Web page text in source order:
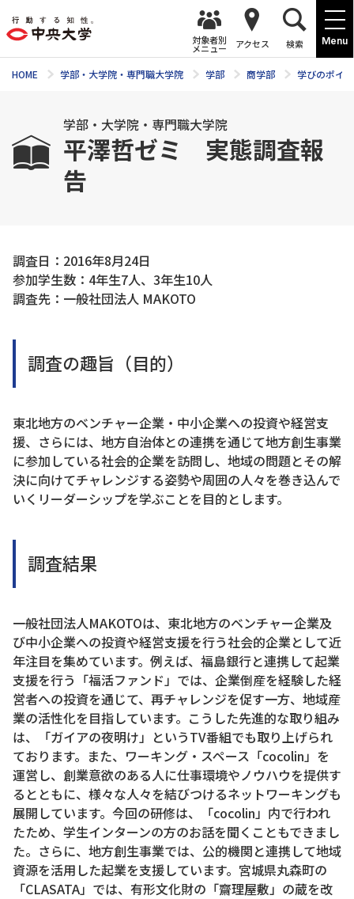
Menu
対象者別
メニュー アクセス 検索
HOME 学部・大学院・専門職大学院 学部 商学部 学びのポイ
学部・大学院・専門職大学院
平澤哲ゼミ 実態調査報
告
調査日：2016年8月24日
参加学生数：4年生7人、3年生10人
調査先：一般社団法人 MAKOTO
調査の趣旨（目的）
東北地方のベンチャー企業・中小企業への投資や経営支
援、さらには、地方自治体との連携を通じて地方創生事業
に参加している社会的企業を訪問し、地域の問題とその解
決に向けてチャレンジする姿勢や周囲の人々を巻き込んで
いくリーダーシップを学ぶことを目的とします。
調査結果
一般社団法人MAKOTOは、東北地方のベンチャー企業及
び中小企業への投資や経営支援を行う社会的企業として近
年注目を集めています。例えば、福島銀行と連携して起業
支援を行う「福活ファンド」では、企業倒産を経験した経
営者への投資を通じて、再チャレンジを促す一方、地域産
業の活性化を目指しています。こうした先進的な取り組み
は、「ガイアの夜明け」というTV番組でも取り上げられ
ております。また、ワーキング・スペース「cocolin」を
運営し、創業意欲のある人に仕事環境やノウハウを提供す
るとともに、様々な人々を結びつけるネットワーキングも
展開しています。今回の研修は、「cocolin」内で行われ
たため、学生インターンの方のお話を聞くこともできまし
た。さらに、地方創生事業では、公的機関と連携して地域
資源を活用した起業を支援しています。宮城県丸森町の
「CLASATA」では、有形文化財の「齋理屋敷」の蔵を改